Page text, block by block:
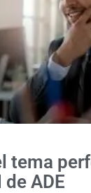
tema
ADE